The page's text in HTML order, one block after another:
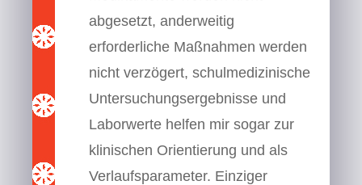
abgesetzt, anderweitig
erforderliche Maßnahmen werden
nicht verzögert, schulmedizinische
Untersuchungsergebnisse und
Laborwerte helfen mir sogar zur
klinischen Orientierung und als
Verlaufsparameter. Einziger